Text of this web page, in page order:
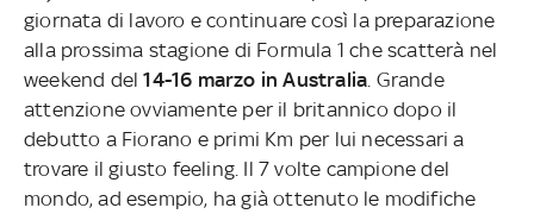
giornata di lavoro e continuare così la preparazione
alla prossima stagione di Formula 1 che scatterà nel
weekend del14-16 marzo in Australia . Grande
attenzione ovviamente per il britannico dopo il
debutto a Fiorano e primi Km per lui necessari a
trovare il giusto feeling. Il 7 volte campione del
mondo, ad esempio, ha già ottenuto le modifiche